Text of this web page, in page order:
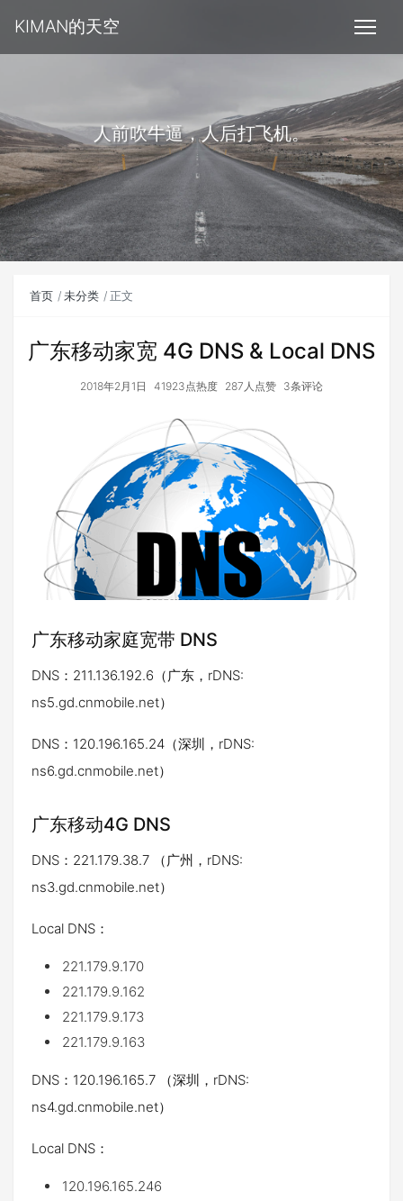
KIMAN的天空
人前吹牛逼，人后打飞机。
首页 未分类 正文
广东移动家宽 4G DNS & Local DNS
2018年2月1日 41923点热度 287人点赞 3条评论
广东移动家庭宽带 DNS
DNS：211.136.192.6（广东，rDNS:
ns5.gd.cnmobile.net）
DNS：120.196.165.24（深圳，rDNS:
ns6.gd.cnmobile.net）
广东移动4G DNS
DNS：221.179.38.7 （广州，rDNS:
ns3.gd.cnmobile.net）
Local DNS：
221.179.9.170
221.179.9.162
221.179.9.173
221.179.9.163
DNS：120.196.165.7 （深圳，rDNS:
ns4.gd.cnmobile.net）
Local DNS：
120.196.165.246